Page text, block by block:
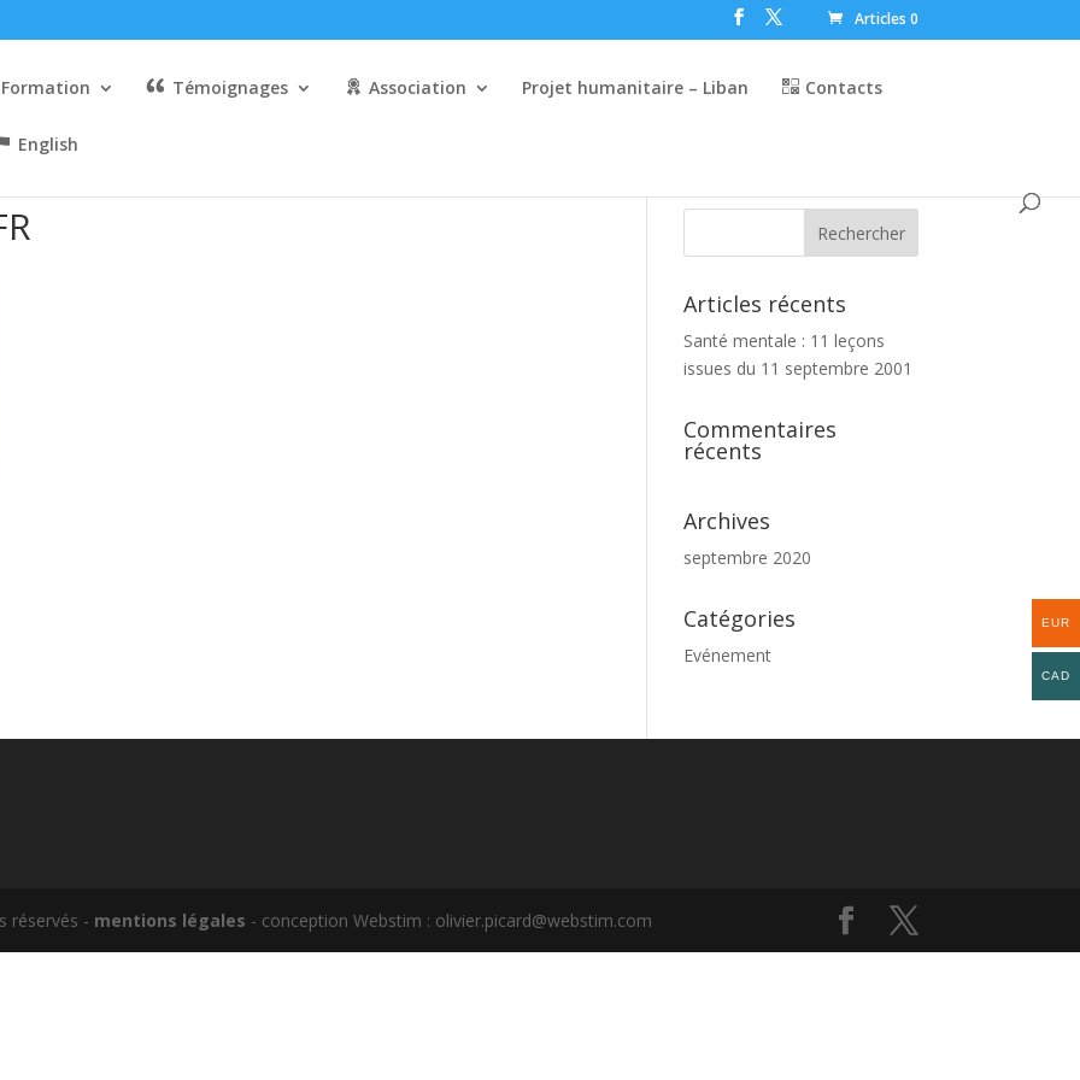
Articles 0
Formation Témoignages Association Projet humanitaire – Liban Contacts
English
Articles récents
Santé mentale : 11 leçons
issues du 11 septembre 2001
Commentaires
récents
Archives
septembre 2020
Catégories
Evénement
réservés - mentions légales - conception Webstim : olivier.picard@webstim.com
EUR
CAD